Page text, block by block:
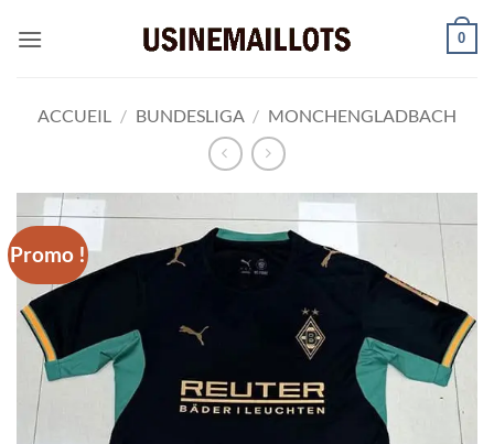
0
ACCUEIL / BUNDESLIGA / MONCHENGLADBACH
Promo !